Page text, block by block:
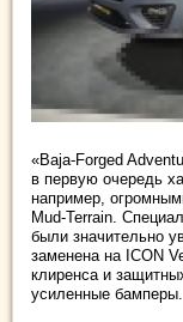
«Baja-Forged
в первую очередь
например,
Mud-Terrain.
были значительно
заменена на ICON
клиренса и
усиленные бамперы.